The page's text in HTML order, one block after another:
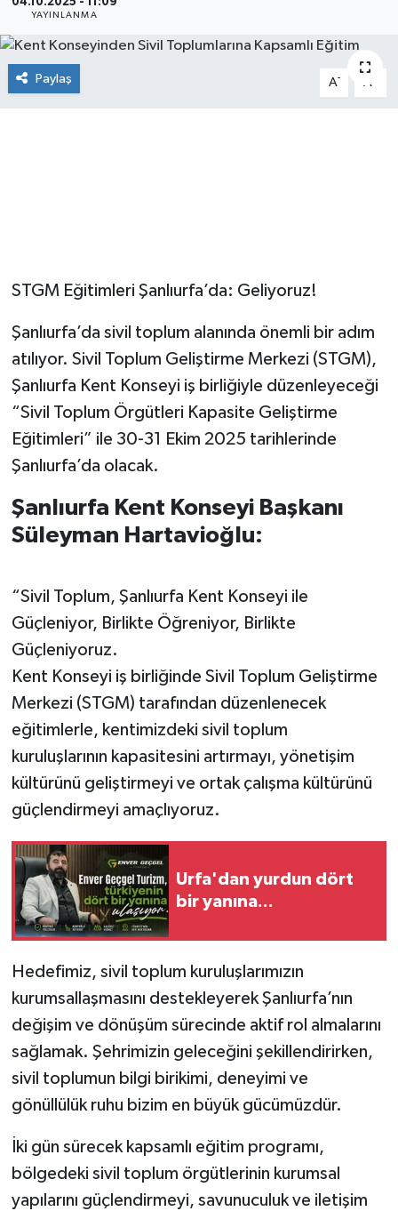
04.10.2025 - 11:09
YAYINLANMA
Paylaş A- A
STGM Eğitimleri Şanlıurfa’da: Geliyoruz!
Şanlıurfa’da sivil toplum alanında önemli bir adım
atılıyor. Sivil Toplum Geliştirme Merkezi (STGM),
Şanlıurfa Kent Konseyi iş birliğiyle düzenleyeceği
“Sivil Toplum Örgütleri Kapasite Geliştirme
Eğitimleri” ile 30-31 Ekim 2025 tarihlerinde
Şanlıurfa’da olacak.
Şanlıurfa Kent Konseyi Başkanı
Süleyman Hartavioğlu:
“Sivil Toplum, Şanlıurfa Kent Konseyi ile
Güçleniyor, Birlikte Öğreniyor, Birlikte
Güçleniyoruz.
Kent Konseyi iş birliğinde Sivil Toplum Geliştirme
Merkezi (STGM) tarafından düzenlenecek
eğitimlerle, kentimizdeki sivil toplum
kuruluşlarının kapasitesini artırmayı, yönetişim
kültürünü geliştirmeyi ve ortak çalışma kültürünü
güçlendirmeyi amaçlıyoruz.
Urfa'dan yurdun dört
bir yanına...
Hedefimiz, sivil toplum kuruluşlarımızın
kurumsallaşmasını destekleyerek Şanlıurfa’nın
değişim ve dönüşüm sürecinde aktif rol almalarını
sağlamak. Şehrimizin geleceğini şekillendirirken,
sivil toplumun bilgi birikimi, deneyimi ve
gönüllülük ruhu bizim en büyük gücümüzdür.
İki gün sürecek kapsamlı eğitim programı,
bölgedeki sivil toplum örgütlerinin kurumsal
yapılarını güçlendirmeyi, savunuculuk ve iletişim